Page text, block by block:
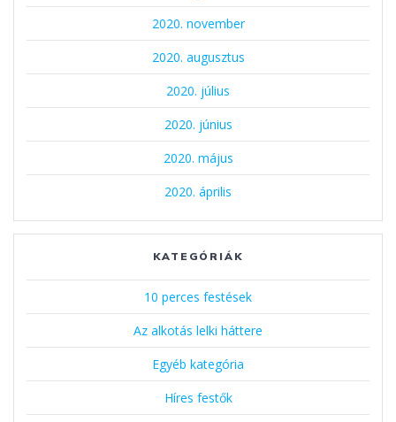
2020. november
2020. augusztus
2020. július
2020. június
2020. május
2020. április
KATEGÓRIÁK
10 perces festések
Az alkotás lelki háttere
Egyéb kategória
Híres festők